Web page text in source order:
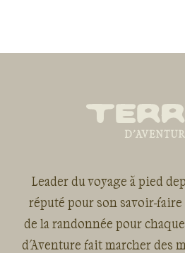
Leader du voyage à pied
réputé pour son savoir-faire
de la randonnée pour
d'Aventure fait marcher des